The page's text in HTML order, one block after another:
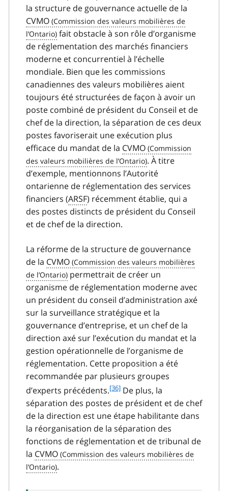
la structure de gouvernance actuelle de la
CVMO
fait obstacle à son rôle d’organisme
de réglementation des marchés financiers
moderne et concurrentiel à l’échelle
mondiale. Bien que les commissions
canadiennes des valeurs mobilières aient
toujours été structurées de façon à avoir un
poste combiné de président du Conseil et de
chef de la direction, la séparation de ces deux
postes favoriserait une exécution plus
efficace du mandat de la CVMO
. À titre
d’exemple, mentionnons l’Autorité
ontarienne de réglementation des services
financiers (ARSF) récemment établie, qui a
des postes distincts de président du Conseil
et de chef de la direction.
La réforme de la structure de gouvernance
de la CVMO
permettrait de créer un
organisme de réglementation moderne avec
un président du conseil d’administration axé
sur la surveillance stratégique et la
gouvernance d’entreprise, et un chef de la
direction axé sur l’exécution du mandat et la
gestion opérationnelle de l’organisme de
réglementation. Cette proposition a été
recommandée par plusieurs groupes
d’experts précédents.f
o
t
n
o
t
e
[36] De plus, la
séparation des postes de président et de chef
de la direction est une étape habilitante dans
la réorganisation de la séparation des
fonctions de réglementation et de tribunal de
la CVMO
.